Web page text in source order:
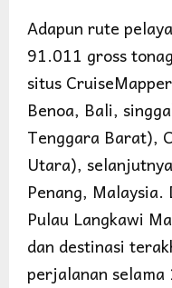
Adapun rute
91.011 gross
situs
Benoa, Bali,
Tenggara Barat),
Utara),
Penang, Malaysia.
Pulau Langkawi
dan destinasi
perjalanan